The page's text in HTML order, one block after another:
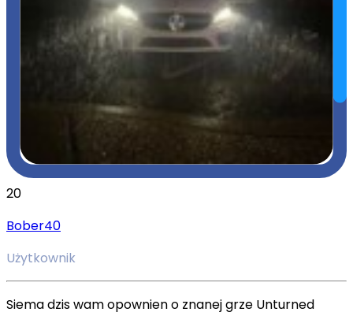
20
Bober40
Użytkownik
Siema dzis wam opownien o znanej grze Unturned